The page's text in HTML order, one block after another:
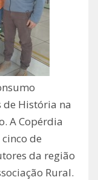
de História na
A Copérdia
de
da região
Rural.